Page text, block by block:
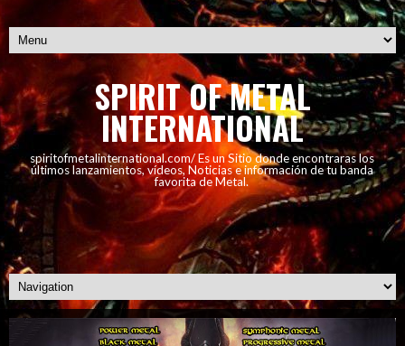
SPIRIT OF METAL
INTERNATIONAL
spiritofmetalinternational.com/ Es un Sitio donde encontraras los
últimos lanzamientos, vídeos, Noticias e información de tu banda
favorita de Metal.